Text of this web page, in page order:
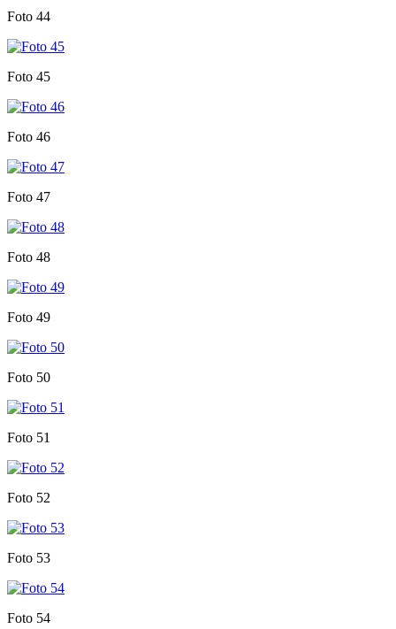
Foto 44
Foto 45
Foto 46
Foto 47
Foto 48
Foto 49
Foto 50
Foto 51
Foto 52
Foto 53
Foto 54